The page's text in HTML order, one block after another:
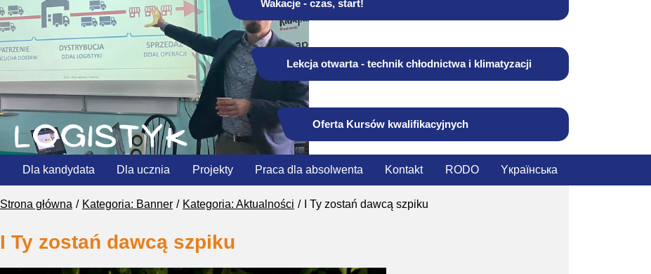
Wakacje - czas, start!
Lekcja otwarta - technik chłodnictwa i klimatyzacji
Oferta Kursów kwalifikacyjnych
Dla kandydata Dla ucznia Projekty Praca dla absolwenta Kontakt RODO Yкраїнська
Strona główna Kategoria: Banner Kategoria: Aktualności I Ty zostań dawcą szpiku
I Ty zostań dawcą szpiku